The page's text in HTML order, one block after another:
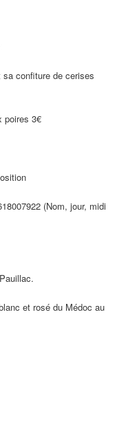
confiture de cerises
poires 3€
(Nom, jour, midi
et rosé du Médoc au